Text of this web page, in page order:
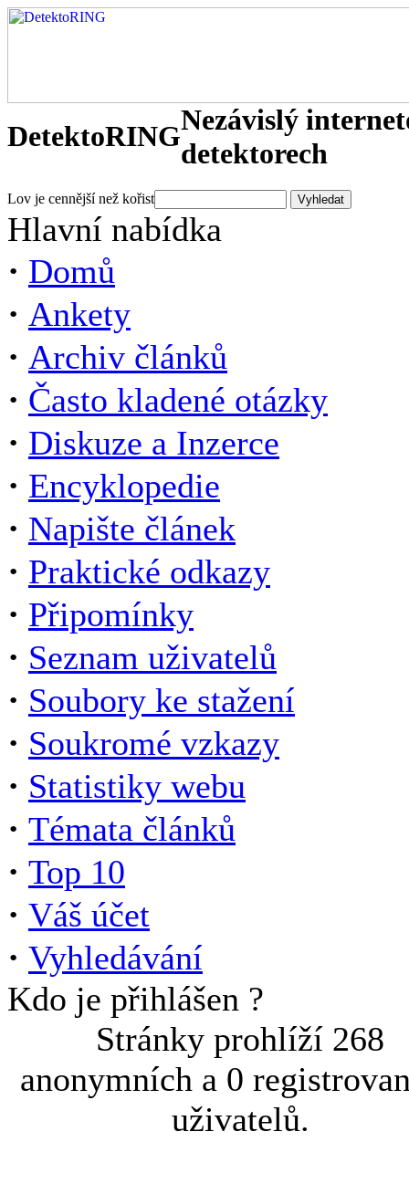
DetektoRINGNezávislý
detektorech
Lov je cennější než kořist
Hlavní nabídka
· Domů
· Ankety
· Archiv článků
· Často kladené otázky
· Diskuze a Inzerce
· Encyklopedie
· Napište článek
· Praktické odkazy
· Připomínky
· Seznam uživatelů
· Soubory ke stažení
· Soukromé vzkazy
· Statistiky webu
· Témata článků
· Top 10
· Váš účet
· Vyhledávání
Kdo je přihlášen ?
Stránky prohlíží 268
anonymních a 0
uživatelů.